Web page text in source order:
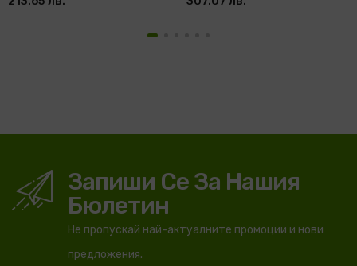
Запиши Се За Нашия
Бюлетин
Не пропускай най-актуалните промоции и нови
предложения.